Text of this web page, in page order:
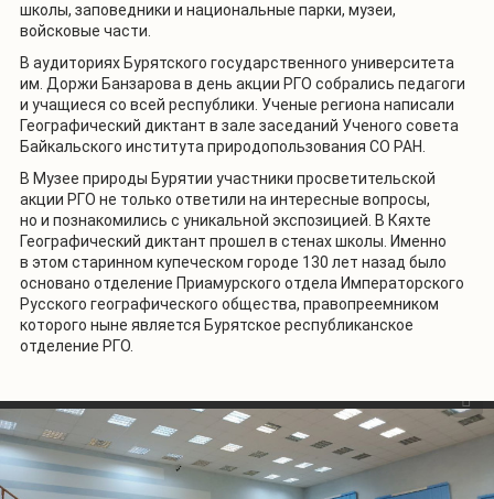
школы, заповедники и национальные парки, музеи,
войсковые части.
В аудиториях Бурятского государственного университета
им. Доржи Банзарова в день акции РГО собрались педагоги
и учащиеся со всей республики. Ученые региона написали
Географический диктант в зале заседаний Ученого совета
Байкальского института природопользования СО РАН.
В Музее природы Бурятии участники просветительской
акции РГО не только ответили на интересные вопросы,
но и познакомились с уникальной экспозицией. В Кяхте
Географический диктант прошел в стенах школы. Именно
в этом старинном купеческом городе 130 лет назад было
основано отделение Приамурского отдела Императорского
Русского географического общества, правопреемником
которого ныне является Бурятское республиканское
отделение РГО.